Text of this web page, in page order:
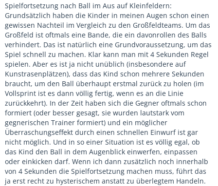
Spielfortsetzung nach Ball im Aus auf Kleinfeldern:
Grundsätzlich haben die Kinder in meinen Augen schon einen
gewissen Nachteil im Vergleich zu den Großfeldteams. Um das
Großfeld ist oftmals eine Bande, die ein davonrollen des Balls
verhindert. Das ist natürlich eine Grundvoraussetzung, um das
Spiel schnell zu machen. Klar kann man mit 4 Sekunden Regel
spielen. Aber es ist ja nicht unüblich (insbesondere auf
Kunstrasenplätzen), dass das Kind schon mehrere Sekunden
braucht, um den Ball überhaupt erstmal zurück zu holen (im
Vollsprint ist es dann völlig fertig, wenn es an die Linie
zurückkehrt). In der Zeit haben sich die Gegner oftmals schon
formiert (oder besser gesagt, sie wurden lautstark vom
gegnerischen Trainer formiert) und ein möglicher
Überraschungseffekt durch einen schnellen Einwurf ist gar
nicht möglich. Und in so einer Situation ist es völlig egal, ob
das Kind den Ball in dem Augenblick einwerfen, einpassen
oder einkicken darf. Wenn ich dann zusätzlich noch innerhalb
von 4 Sekunden die Spielfortsetzung machen muss, führt das
ja erst recht zu hysterischem anstatt zu überlegtem Handeln.